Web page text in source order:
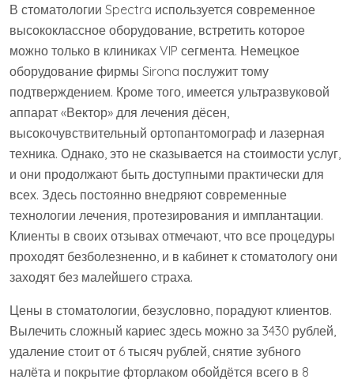
В стоматологии Spectra используется современное
высококлассное оборудование, встретить которое
можно только в клиниках VIP сегмента. Немецкое
оборудование фирмы Sirona послужит тому
подтверждением. Кроме того, имеется ультразвуковой
аппарат «Вектор» для лечения дёсен,
высокочувствительный ортопантомограф и лазерная
техника. Однако, это не сказывается на стоимости услуг,
и они продолжают быть доступными практически для
всех. Здесь постоянно внедряют современные
технологии лечения, протезирования и имплантации.
Клиенты в своих отзывах отмечают, что все процедуры
проходят безболезненно, и в кабинет к стоматологу они
заходят без малейшего страха.
Цены в стоматологии, безусловно, порадуют клиентов.
Вылечить сложный кариес здесь можно за 3430 рублей,
удаление стоит от 6 тысяч рублей, снятие зубного
налёта и покрытие фторлаком обойдётся всего в 8